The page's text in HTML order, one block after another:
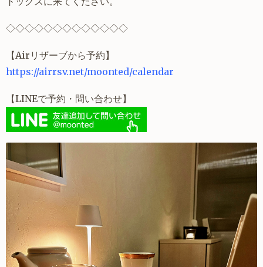
◇◇◇◇◇◇◇◇◇◇◇◇◇
【Airリザーブから予約】
https://airrsv.net/moonted/calendar
【LINEで予約・問い合わせ】